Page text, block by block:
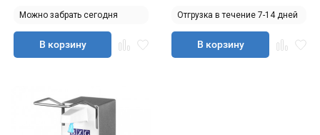
Можно забрать сегодня
В корзину
Отгрузка в течение 7-14 дней
В корзину